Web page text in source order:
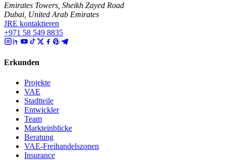
Emirates Towers, Sheikh Zayed Road
Dubai, United Arab Emirates
JRE kontaktieren
+971 58 549 8835
Erkunden
Projekte
VAE
Stadtteile
Entwickler
Team
Markteinblicke
Beratung
VAE-Freihandelszonen
Insurance